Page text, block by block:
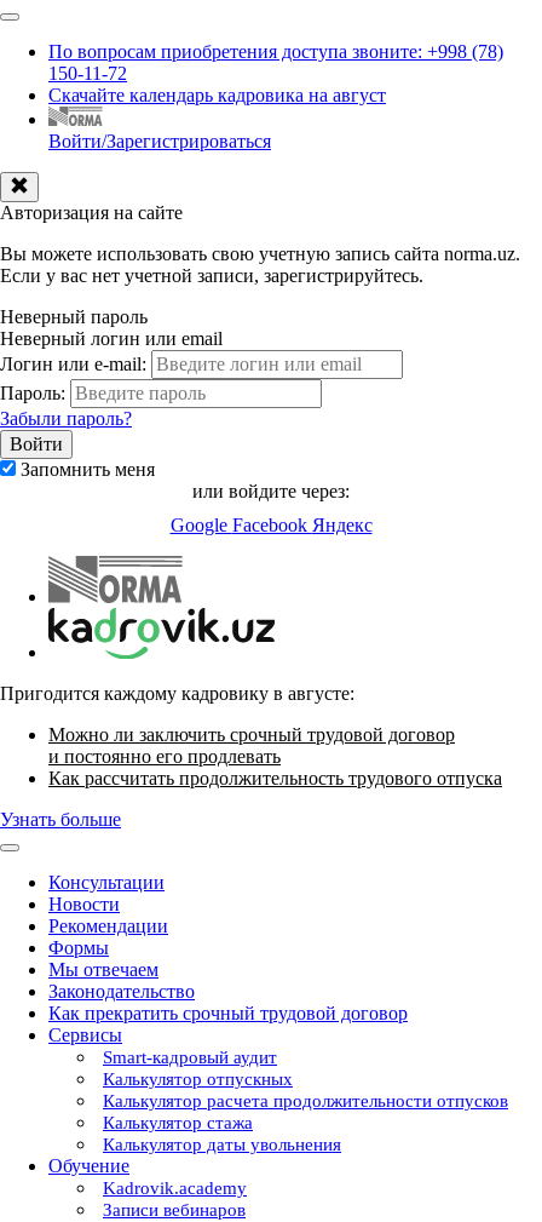
По вопросам приобретения доступа звоните: +998 (78)
150-11-72
Скачайте календарь кадровика на август
Войти/Зарегистрироваться
Авторизация на сайте
Вы можете использовать свою учетную запись сайта norma.uz.
Если у вас нет учетной записи, зарегистрируйтесь.
Неверный пароль
Неверный логин или email
Логин или e-mail:
Пароль:
Забыли пароль?
Запомнить меня
или войдите через:
Google Facebook Яндекс
Пригодится каждому кадровику в августе:
Можно ли заключить срочный трудовой договор
и постоянно его продлевать
Как рассчитать продолжительность трудового отпуска
Узнать больше
Консультации
Новости
Рекомендации
Формы
Мы отвечаем
Законодательство
Как прекратить срочный трудовой договор
Сервисы
Smart-кадровый аудит
Калькулятор отпускных
Калькулятор расчета продолжительности отпусков
Калькулятор стажа
Калькулятор даты увольнения
Обучение
Kadrovik.academy
Записи вебинаров